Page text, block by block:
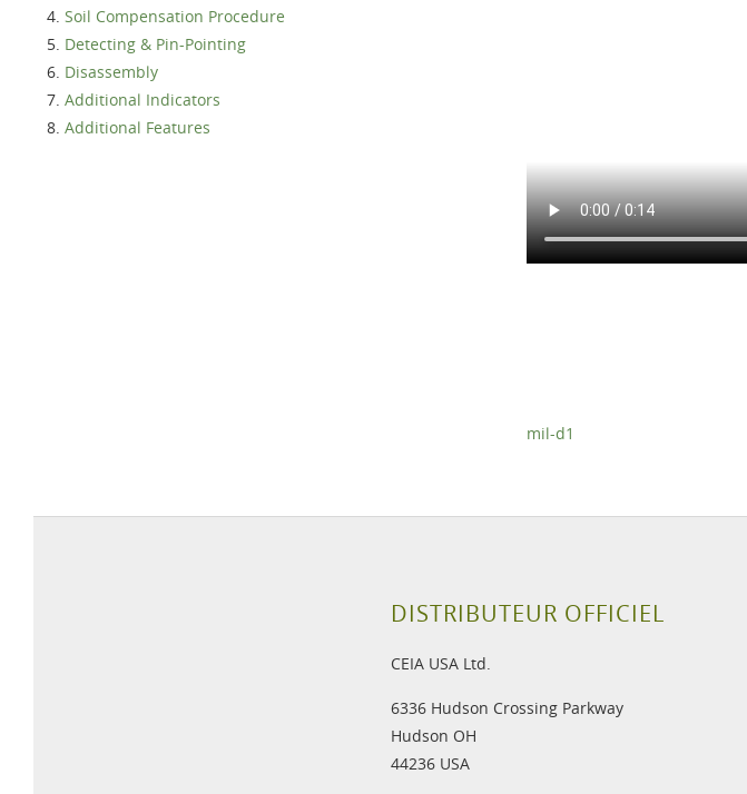
Soil Compensation Procedure
Detecting & Pin-Pointing
Disassembly
Additional Indicators
Additional Features
mil-d1
DISTRIBUTEUR OFFICIEL
CEIA USA Ltd.
6336 Hudson Crossing Parkway
Hudson OH
44236 USA